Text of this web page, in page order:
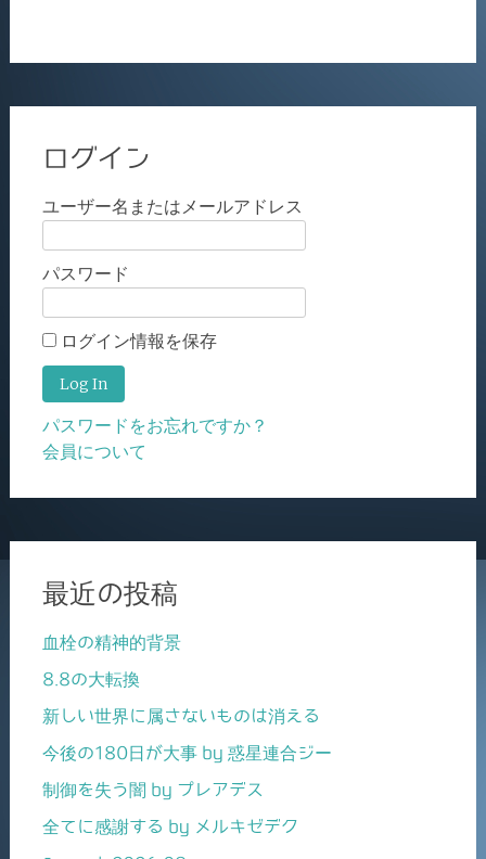
ログイン
ユーザー名またはメールアドレス
パスワード
ログイン情報を保存
パスワードをお忘れですか？
会員について
最近の投稿
血栓の精神的背景
8.8の大転換
新しい世界に属さないものは消える
今後の180日が大事 by 惑星連合ジー
制御を失う闇 by プレアデス
全てに感謝する by メルキゼデク